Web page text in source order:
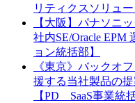
リティクスソリュー
【大阪】パナソニ
社内SE/Oracle
ョン統括部】
《東京》バックオ
援する当社製品の
【PD SaaS事業統